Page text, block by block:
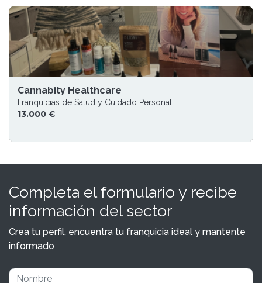
Cannabity Healthcare
Franquicias de Salud y Cuidado Personal
13.000 €
Completa el formulario y recibe
información del sector
Crea tu perfil, encuentra tu franquicia ideal y mantente
informado